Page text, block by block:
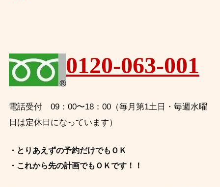
0120-063-001
電話受付 09：00〜18：00（毎月第1土日・毎週水曜
日は定休日になっています）
・とりあえずの予約だけでもＯＫ
・これから先の計画でもＯＫです！！